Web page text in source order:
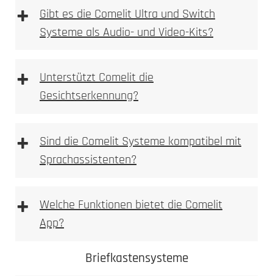
+
Gibt es die Comelit Ultra und Switch
Systeme als Audio- und Video-Kits?
+
Unterstützt Comelit die
Gesichtserkennung?
+
Sind die Comelit Systeme kompatibel mit
Sprachassistenten?
+
Welche Funktionen bietet die Comelit
App?
Briefkastensysteme